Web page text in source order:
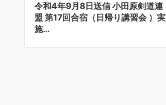
令和4年9月8日送信 小田原剣道連
盟 第17回合宿（日帰り講習会 ）実
施…